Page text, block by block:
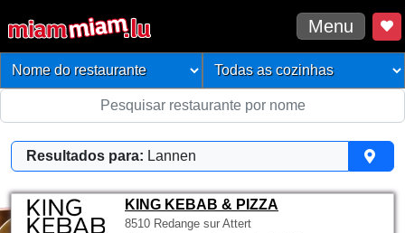
Menu
Resultados para: Lannen
KING KEBAB & PIZZA
8510 Redange sur Attert